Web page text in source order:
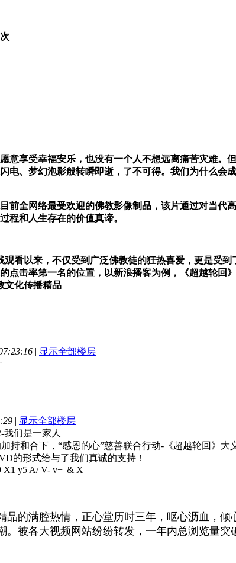
意享受幸福安乐，也没有一个人不想远离痛苦灾难。
电、梦幻泡影般转瞬即逝，了不可得。我们为什么
前全网络最受欢迎的佛教影像制品，该片通过对当代
程和人生存在的价值真谛。
看以来，不仅受到广泛佛教徒的狂热喜爱，更是受
点击率第一名的位置，以新浪播客为例，《超越轮
文化传播精品
| 显示全部楼层
| 显示全部楼层
我们是一家人
持和合下，“感恩的心”慈善联合行动-《超越轮回》
的形式给与了我们真诚的支持！
X1 y5 A/ V- v+ |& X
品的满腔热情，正心堂历时三年，呕心沥血，
。被各大视频网站纷纷转发，一年内总浏览量